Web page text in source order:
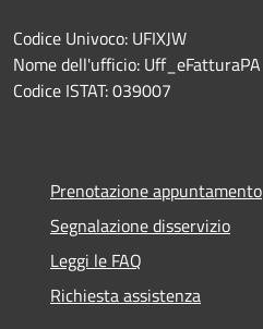
Codice Univoco: UFIXJW
Nome dell'ufficio: Uff_eFatturaPA
Codice ISTAT: 039007
Prenotazione appuntamento
Segnalazione disservizio
Leggi le FAQ
Richiesta assistenza